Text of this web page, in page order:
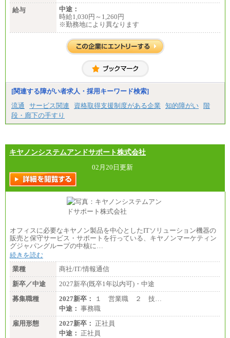
給与
中途：
時給1,030円～1,260円
※勤務地により異なります
[関連する障がい者求人・採用キーワード検索]
流通
サービス関連 資格取得支援制度がある企業 知的障がい 階
段・廊下の手すり
キヤノンシステムアンドサポート株式会社
02月20日更新
オフィスに必要なキヤノン製品を中心としたITソリューション機器の
販売と保守サービス・サポートを行っている、キヤノンマーケティン
グジャパングループの中核に…
続きを読む
業種
商社/IT/情報通信
新卒／中途
2027新卒(既卒1年以内可)・中途
募集職種
2027新卒：
１ 営業職 ２ 技…
中途： 事務職
雇用形態
2027新卒： 正社員
中途： 正社員